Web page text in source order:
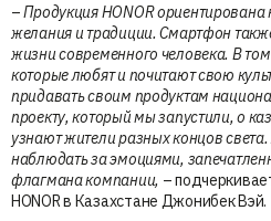
–Продукция HONOR ориентирована
желания и традиции. Смартфон
жизни современного человека. В том
которые любят и почитают свою
придавать своим продуктам
проекту, который мы запустили, о
узнают жители разных концов
наблюдать за эмоциями,
флагмана компании, –
HONOR в Казахстане Джонибек Вэй.